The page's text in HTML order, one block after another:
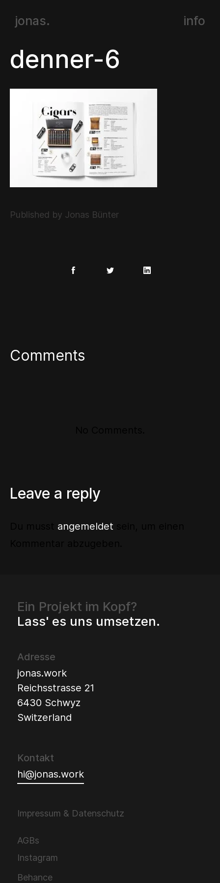
jonas. info
denner-6
Published by Jonas Bünter
Comments
Leave a reply
angemeldet
Ein Projekt im Kopf?
Lass' es uns umsetzen.
Adresse
jonas.work
Reichsstrasse 21
6430 Schwyz
Switzerland
Kontakt
hi@jonas.work
Impressum & Datenschutz
AGBs
Instagram
Behance